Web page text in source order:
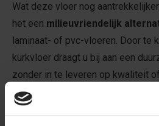
Wat deze vloer nog
het een milieuvriendelijk
laminaat- of pvc-vloeren. Door te
kurkvloer draagt u bij aan een
zonder in te leveren op kwaliteit
Om ervoor te zorgen dat je
adviseren wij een snijverlies van